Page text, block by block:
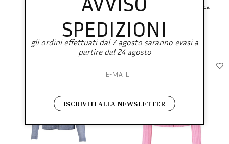
Cardigan slim a costina
-49.7%
€ 93.00
Cardigan Girocollo in Alpaca
€ 195.00
SPEDIZIONI
gli ordini effettuati dal 7 agosto saranno evasi a
partire dal 24 agosto
ISCRIVITI ALLA NEWSLETTER